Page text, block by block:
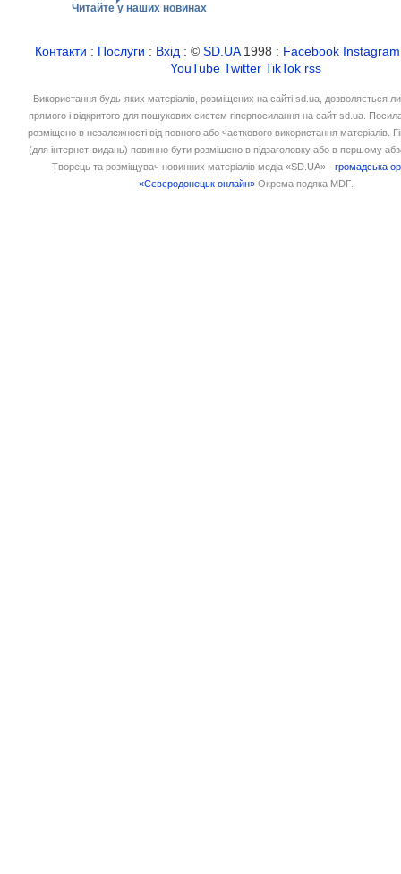
Читайте у наших новинах
Контакти : Послуги : Вхід : ©SD.UA1998 : Facebook Instagram
YouTube Twitter TikTok rss
Використання будь-яких матеріалів, розміщених на сайті sd.ua, дозволяється
прямого і відкритого для пошукових систем гіперпосилання на сайт sd.ua.
розміщено в незалежності від повного або часткового використання матеріалів.
(для інтернет-видань) повинно бути розміщено в підзаголовку або в першому
Творець та розміщувач новинних матеріалів медіа «SD.UA» -громадська
«Сєвєродонецьк онлайн» Окрема подяка MDF.